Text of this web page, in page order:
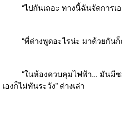
“ไปกันเถอะ ทางนี้ฉันจัดการเอ
“พี่ด่างพูดอะไรน่ะ มาด้วยกันก็ต้
“ในห้องควบคุมไฟฟ้า... มันมีซ
เองก็ไม่ทันระวัง” ด่างเล่า